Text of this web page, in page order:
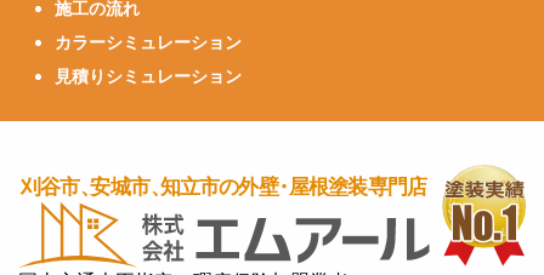
施工の流れ
カラーシミュレーション
見積りシミュレーション